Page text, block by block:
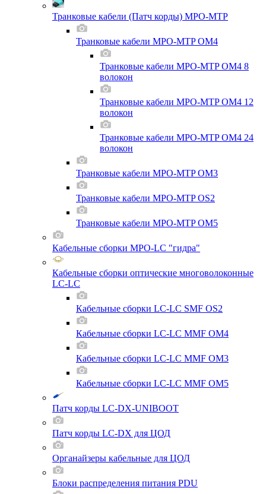
Транковые кабели (Патч корды) MPO-MTP
Транковые кабели MPO-MTP OM4
Транковые кабели MPO-MTP OM4 8
волокон
Транковые кабели MPO-MTP OM4 12
волокон
Транковые кабели MPO-MTP OM4 24
волокон
Транковые кабели MPO-MTP OM3
Транковые кабели MPO-MTP OS2
Транковые кабели MPO-MTP OM5
Кабельные сборки MPO-LC "гидра"
Кабельные сборки оптические многоволоконные
LC-LC
Кабельные сборки LC-LC SMF OS2
Кабельные сборки LC-LC MMF OM4
Кабельные сборки LC-LC MMF OM3
Кабельные сборки LC-LC MMF OM5
Патч корды LC-DX-UNIBOOT
Патч корды LC-DX для ЦОД
Органайзеры кабельные для ЦОД
Блоки распределения питания PDU